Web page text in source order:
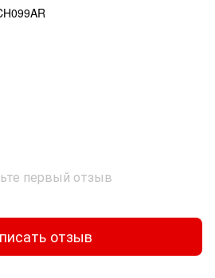
первый отзыв
отзыв